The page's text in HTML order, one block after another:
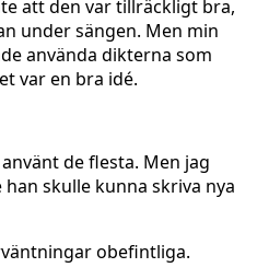
att den var tillräckligt bra,
under sängen. Men min
använda dikterna som
var en bra idé.
de flesta. Men jag
skulle kunna skriva nya
obefintliga.